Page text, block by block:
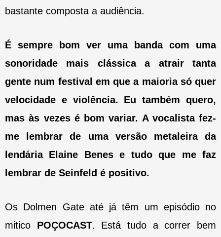
bastante composta a audiência.
É sempre bom ver uma banda com uma
sonoridade mais clássica a atrair tanta
gente num festival em que a maioria só quer
velocidade e violência. Eu também quero,
mas às vezes é bom variar. A vocalista fez-
me lembrar de uma versão metaleira da
lendária Elaine Benes e tudo que me faz
lembrar de Seinfeld é positivo.
Os Dolmen Gate até já têm um episódio no
mitico POÇOCAST. Está tudo a correr bem